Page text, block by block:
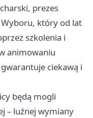
prezes
który od lat
szkolenia i
animowaniu
ciekawą i
będą mogli
– luźnej wymiany